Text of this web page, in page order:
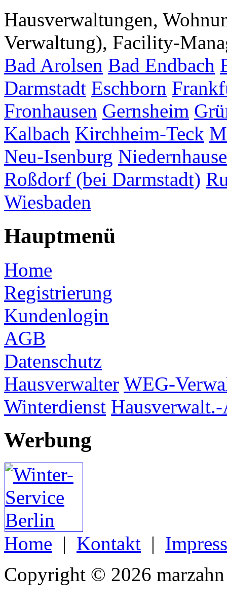
Hausverwaltungen,
Verwaltung), Facility-
Bad Arolsen Bad Endbach
Darmstadt Eschborn
Fronhausen Gernsheim
Kalbach Kirchheim-Teck
Neu-Isenburg
Roßdorf (bei Darmstadt)
Wiesbaden
Hauptmenü
Home
Registrierung
Kundenlogin
AGB
Datenschutz
Hausverwalter WEG-
Winterdienst
Werbung
Home | Kontakt |
Copyright © 2026